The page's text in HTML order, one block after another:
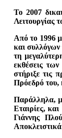
Το 2007
Λειτουργίας
Από το 1996
και
τη
εκθέσεις
στήριξε τις
Πρόεδρό του,
Παράλληλα,
Εταιρίες,
Γιάννης